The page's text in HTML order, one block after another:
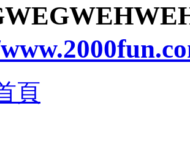
頁